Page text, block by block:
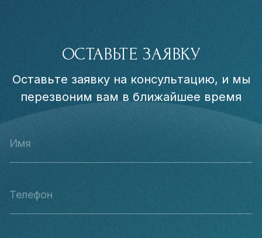
ОСТАВЬТЕ ЗАЯВКУ
Оставьте заявку на консультацию, и мы
перезвоним вам в ближайшее время